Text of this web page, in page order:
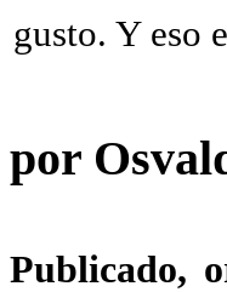
gusto. Y eso
por
Publicado,